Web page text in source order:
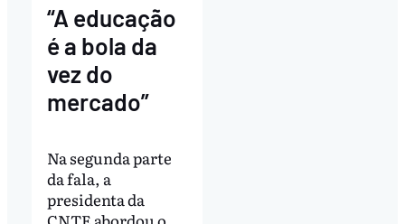
“A educação
é a bola da
vez do
mercado”
Na segunda parte
da fala, a
presidenta da